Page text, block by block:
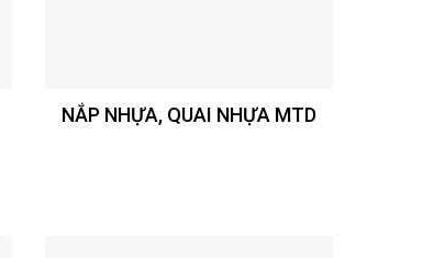
NẮP NHỰA, QUAI NHỰA MTD